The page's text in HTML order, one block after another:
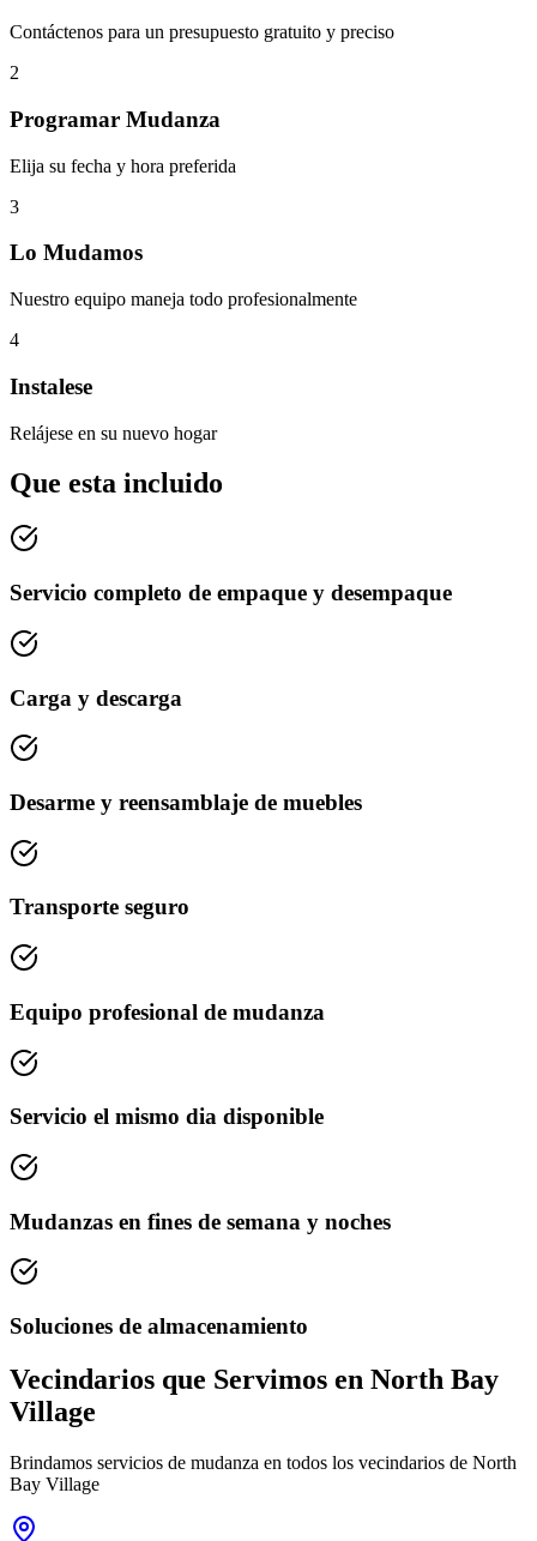
Contáctenos para un presupuesto gratuito y preciso
2
Programar Mudanza
Elija su fecha y hora preferida
3
Lo Mudamos
Nuestro equipo maneja todo profesionalmente
4
Instalese
Relájese en su nuevo hogar
Que esta incluido
Servicio completo de empaque y desempaque
Carga y descarga
Desarme y reensamblaje de muebles
Transporte seguro
Equipo profesional de mudanza
Servicio el mismo dia disponible
Mudanzas en fines de semana y noches
Soluciones de almacenamiento
Vecindarios que Servimos en North Bay
Village
Brindamos servicios de mudanza en todos los vecindarios de North
Bay Village